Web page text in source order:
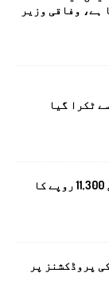
ہے، وفاقی وزیر
ٹکرا گیا
پاکستان میں سونے کی قیمت میں 11,300 روپے کا
پروڈکشنز پر